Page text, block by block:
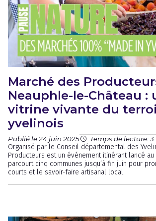
Marché des
Neauphle-le-Château :
vitrine vivante du
yvelinois
Publié le 24 juin 2025 Temps de lecture:
Organisé par le Conseil départemental des
Producteurs est un événement itinérant lancé
parcourt cinq communes jusqu’à fin juin pour
courts et le savoir-faire artisanal local.